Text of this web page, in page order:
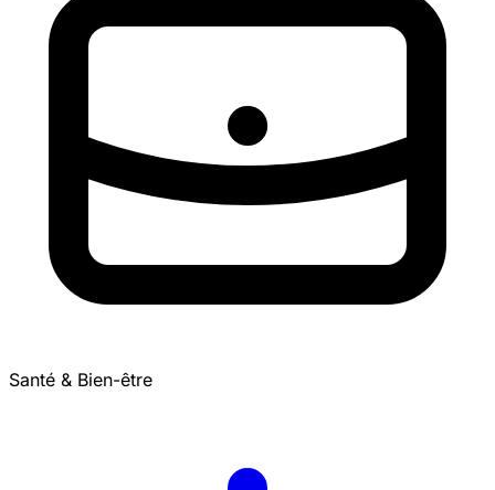
Santé & Bien-être